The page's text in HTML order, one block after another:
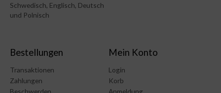
Schwedisch, Englisch, Deutsch
und Polnisch
Bestellungen
Transaktionen
Zahlungen
Beschwerden
Mein Konto
Login
Korb
Anmeldung